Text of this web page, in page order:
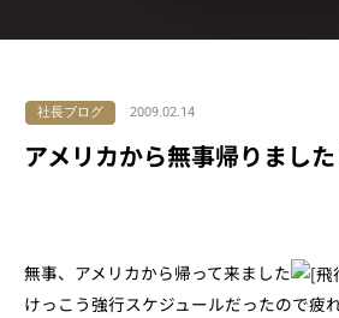
社長ブログ 2009.02.14
アメリカから無事帰りました
無事、アメリカから帰って来ました
けっこう強行スケジュールだったので疲